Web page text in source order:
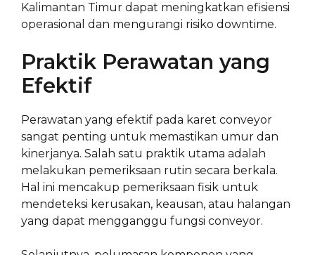
Kalimantan Timur dapat meningkatkan efisiensi
operasional dan mengurangi risiko downtime.
Praktik Perawatan yang
Efektif
Perawatan yang efektif pada karet conveyor
sangat penting untuk memastikan umur dan
kinerjanya. Salah satu praktik utama adalah
melakukan pemeriksaan rutin secara berkala.
Hal ini mencakup pemeriksaan fisik untuk
mendeteksi kerusakan, keausan, atau halangan
yang dapat mengganggu fungsi conveyor.